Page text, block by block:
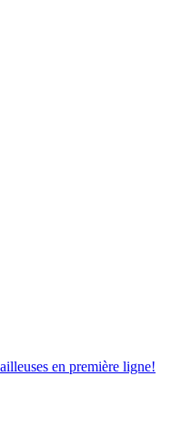
en première ligne!